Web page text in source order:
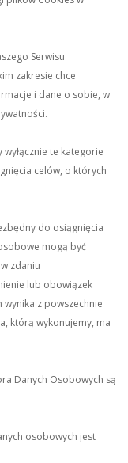
Serwisu
zakresie chce
i dane o sobie, w
te kategorie
celów, o których
do osiągnięcia
mogą być
zdaniu
lub obowiązek
z powszechnie
którą wykonujemy, ma
Danych Osobowych są
osobowych jest